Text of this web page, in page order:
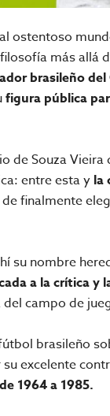
ostentoso
más allá
brasileño
figura pública
de Souza
entre esta y la
de finalmente
su nombre
a la crítica y
campo de
brasileño
excelente
1964 a 1985.